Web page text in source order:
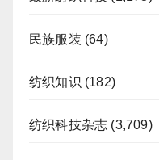
民族服装 (64)
纺织知识 (182)
纺织科技杂志 (3,709)